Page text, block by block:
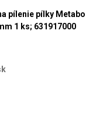
pílenie pílky Metabo
1 ks; 631917000